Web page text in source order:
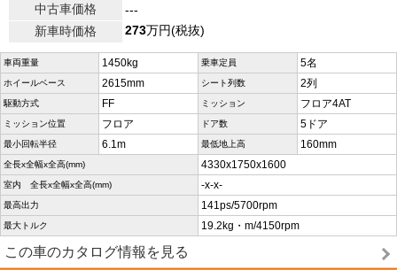
中古車価格
---
新車時価格
273万円(税抜)
車両重量 1450kg 乗車定員 5名
ホイールベース 2615mm シート列数 2列
駆動方式 FF ミッション フロア4AT
ミッション位置 フロア ドア数 5ドア
最小回転半径 6.1m 最低地上高 160mm
全長x全幅x全高(mm) 4330x1750x1600
室内 全長x全幅x全高(mm) -x-x-
最高出力 141ps/5700rpm
最大トルク 19.2kg・m/4150rpm
この車のカタログ情報を見る